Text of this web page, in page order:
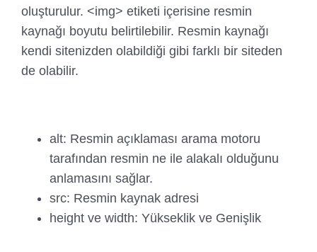
oluşturulur. <img> etiketi içerisine resmin
kaynağı boyutu belirtilebilir. Resmin kaynağı
kendi sitenizden olabildiği gibi farklı bir siteden
de olabilir.
alt: Resmin açıklaması arama motoru
tarafından resmin ne ile alakalı olduğunu
anlamasını sağlar.
src: Resmin kaynak adresi
height ve width: Yükseklik ve Genişlik